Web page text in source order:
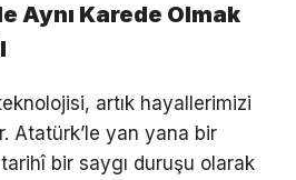
Aynı Karede Olmak
artık hayallerimizi
Atatürk’le yan yana bir
bir saygı duruşu olarak